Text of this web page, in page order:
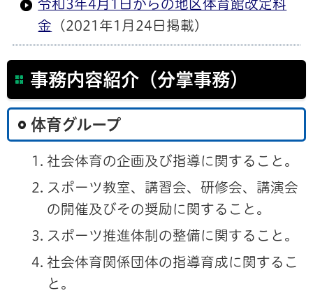
令和3年4月1日からの地区体育館改定料
金 （2021年1月24日掲載）
事務内容紹介（分掌事務）
体育グループ
社会体育の企画及び指導に関すること。
スポーツ教室、講習会、研修会、講演会
の開催及びその奨励に関すること。
スポーツ推進体制の整備に関すること。
社会体育関係団体の指導育成に関するこ
と。